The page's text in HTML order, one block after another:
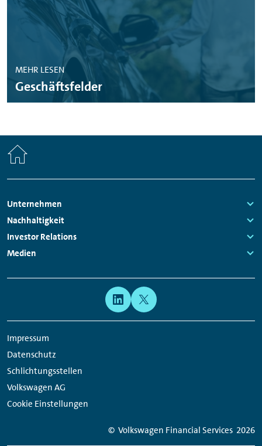
MEHR LESEN
Geschäftsfelder
Footer
Navigation
Unternehmen
Links:
Nachhaltigkeit
Links:
Investor Relations
Links:
Medien
Impressum
Datenschutz
Schlichtungsstellen
Volkswagen AG
Cookie Einstellungen
Network
Links
© Volkswagen Financial Services 2026